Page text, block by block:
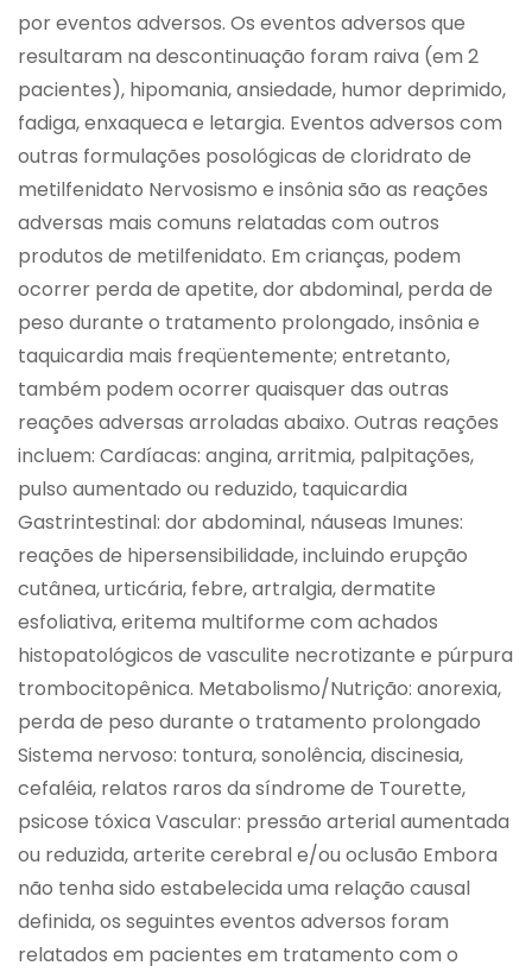
por eventos adversos. Os eventos adversos que
resultaram na descontinuação foram raiva (em 2
pacientes), hipomania, ansiedade, humor deprimido,
fadiga, enxaqueca e letargia. Eventos adversos com
outras formulações posológicas de cloridrato de
metilfenidato Nervosismo e insônia são as reações
adversas mais comuns relatadas com outros
produtos de metilfenidato. Em crianças, podem
ocorrer perda de apetite, dor abdominal, perda de
peso durante o tratamento prolongado, insônia e
taquicardia mais freqüentemente; entretanto,
também podem ocorrer quaisquer das outras
reações adversas arroladas abaixo. Outras reações
incluem: Cardíacas: angina, arritmia, palpitações,
pulso aumentado ou reduzido, taquicardia
Gastrintestinal: dor abdominal, náuseas Imunes:
reações de hipersensibilidade, incluindo erupção
cutânea, urticária, febre, artralgia, dermatite
esfoliativa, eritema multiforme com achados
histopatológicos de vasculite necrotizante e púrpura
trombocitopênica. Metabolismo/Nutrição: anorexia,
perda de peso durante o tratamento prolongado
Sistema nervoso: tontura, sonolência, discinesia,
cefaléia, relatos raros da síndrome de Tourette,
psicose tóxica Vascular: pressão arterial aumentada
ou reduzida, arterite cerebral e/ou oclusão Embora
não tenha sido estabelecida uma relação causal
definida, os seguintes eventos adversos foram
relatados em pacientes em tratamento com o